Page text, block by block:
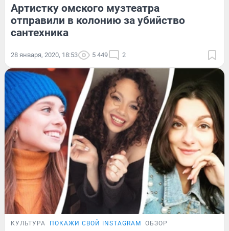
Артистку омского музтеатра
отправили в колонию за убийство
сантехника
28 января, 2020, 18:53 5 449 2
КУЛЬТУРА ПОКАЖИ СВОЙ INSTAGRAM ОБЗОР